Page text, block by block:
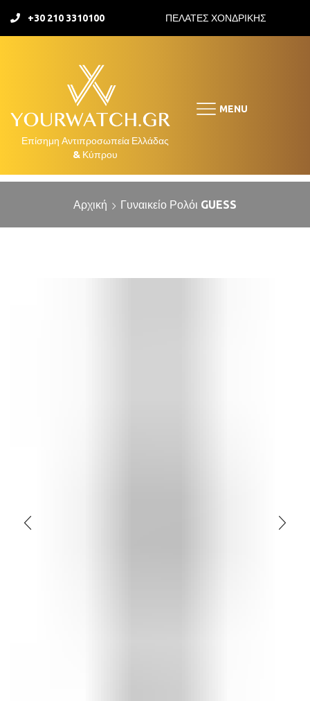
+30 210 3310100 ΠΕΛΑΤΕΣ ΧΟΝΔΡΙΚΗΣ
MENU
Αρχική Γυναικείο Ρολόι GUESS